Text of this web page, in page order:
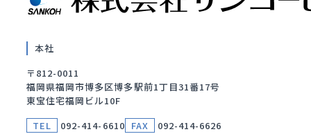
本社
〒812-0011
福岡県福岡市博多区博多駅前1丁目31番17号
東宝住宅福岡ビル10F
TEL
092-414-6610 FAX 092-414-6626